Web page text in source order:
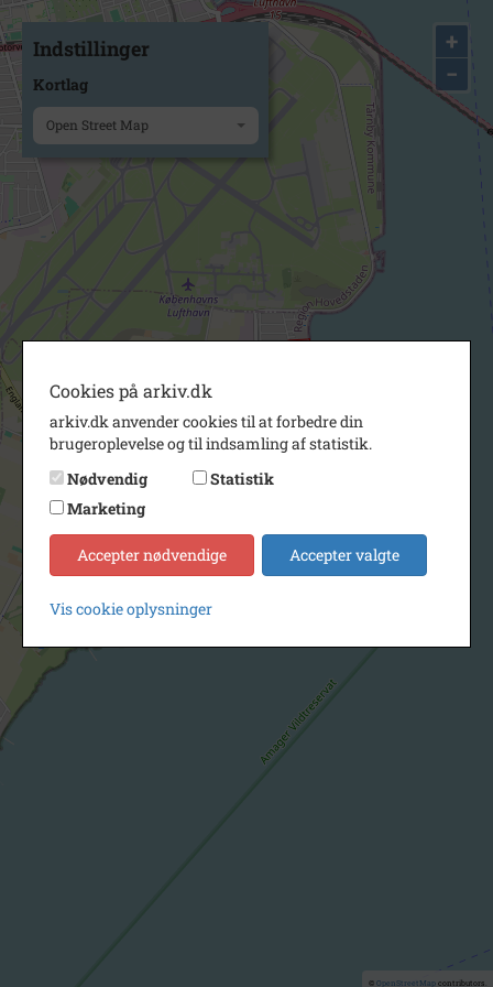
+
−
© OpenStreetMapcontributors.
Indstillinger
Kortlag
Open Street Map
Cookies på arkiv.dk
arkiv.dk anvender cookies til at forbedre din
brugeroplevelse og til indsamling af statistik.
Nødvendig
Statistik
Marketing
Accepter nødvendige Accepter valgte
Vis cookie oplysninger